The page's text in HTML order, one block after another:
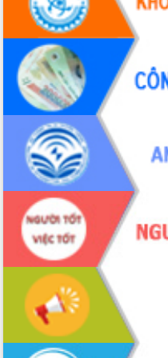
Hội thảo khoa học “Giải pháp thúc đẩy
phát triển nền kinh tế xanh tại tỉnh
Đắk Lắk”
Tăng cường giám sát, đôn đốc thực
hiện nhiệm vụ quản lý tài sản công
hàng tuần
Tháo gỡ những vướng mắc, đẩy mạnh
công tác cải cách thủ tục hành chính
tại Trung tâm Phục vụ hành chính
công tỉnh
Đắk Lắk: Tôn vinh 46 giải pháp tại Hội
thi Sáng tạo Kỹ thuật 2024 - 2025
Đắk Lắk rà soát, điều chỉnh Đề án 190
về phát triển nuôi trồng thủy sản
Phó Chủ tịch UBND tỉnh Đắk Lắk
Trương Công Thái kiểm tra thực địa
Dự án cao tốc Khánh Hòa - Buôn Ma
Thuột
Định vị cà phê Việt Nam như một “di
sản sống” trong dòng chảy toàn cầu